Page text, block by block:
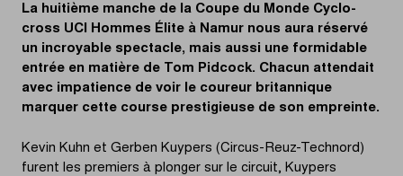
La huitième manche de la Coupe du Monde Cyclo-
cross UCI Hommes Élite à Namur nous aura réservé
un incroyable spectacle, mais aussi une formidable
entrée en matière de Tom Pidcock. Chacun attendait
avec impatience de voir le coureur britannique
marquer cette course prestigieuse de son empreinte.
Kevin Kuhn et Gerben Kuypers (Circus-Reuz-Technord)
furent les premiers à plonger sur le circuit, Kuypers